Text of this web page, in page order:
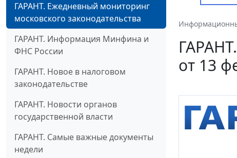
ГАРАНТ. Ежедневный мониторинг
московского законодательства
ГАРАНТ. Информация Минфина и
ФНС России
ГАРАНТ. Новое в налоговом
законодательстве
ГАРАНТ. Новости органов
государственной власти
ГАРАНТ. Самые важные документы
недели
от 13